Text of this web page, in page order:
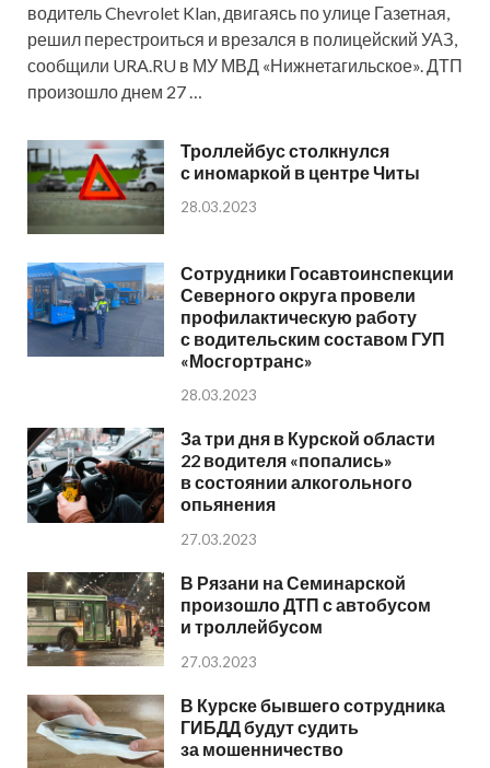
водитель Chevrolet Klan, двигаясь по улице Газетная,
решил перестроиться и врезался в полицейский УАЗ,
сообщили URA.RU в МУ МВД «Нижнетагильское». ДТП
произошло днем 27 …
Троллейбус столкнулся
с иномаркой в центре Читы
28.03.2023
Сотрудники Госавтоинспекции
Северного округа провели
профилактическую работу
с водительским составом ГУП
«Мосгортранс»
28.03.2023
За три дня в Курской области
22 водителя «попались»
в состоянии алкогольного
опьянения
27.03.2023
В Рязани на Семинарской
произошло ДТП с автобусом
и троллейбусом
27.03.2023
В Курске бывшего сотрудника
ГИБДД будут судить
за мошенничество